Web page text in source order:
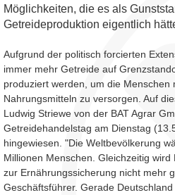
Möglichkeiten, die es als
Getreideproduktion eigentlich
Aufgrund der politisch forcierten
immer mehr Getreide auf
produziert werden, um die Menschen
Nahrungsmitteln zu versorgen. Auf
Ludwig Striewe von der BAT Agrar
Getreidehandelstag am Dienstag
hingewiesen. "Die Weltbevölkerung
Millionen Menschen. Gleichzeitig
zur Ernährungssicherung nicht mehr
Geschäftsführer. Gerade